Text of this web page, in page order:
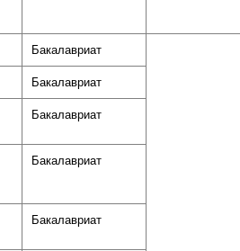
Бакалавриат
Бакалавриат
Бакалавриат
Бакалавриат
Бакалавриат